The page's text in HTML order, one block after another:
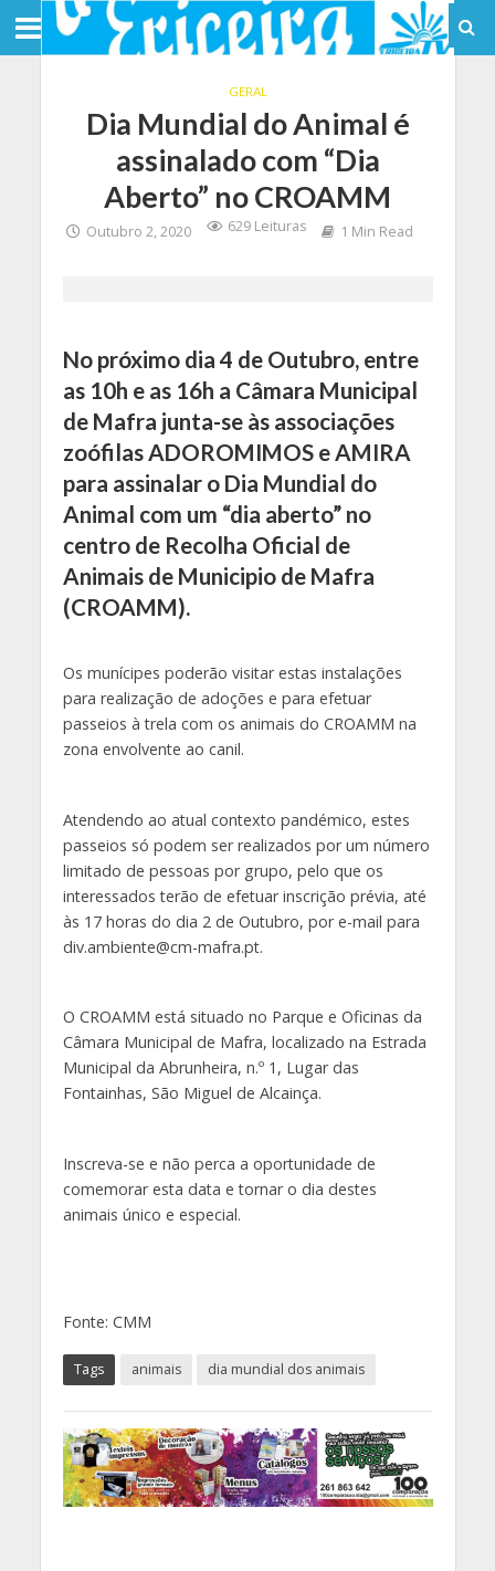
GERAL
Dia Mundial do Animal é
assinalado com “Dia
Aberto” no CROAMM
Outubro 2, 2020 629 Leituras 1 Min Read
No próximo dia 4 de Outubro, entre
as 10h e as 16h a Câmara Municipal
de Mafra junta-se às associações
zoófilas ADOROMIMOS e AMIRA
para assinalar o Dia Mundial do
Animal com um “dia aberto” no
centro de Recolha Oficial de
Animais de Municipio de Mafra
(CROAMM).
Os munícipes poderão visitar estas instalações
para realização de adoções e para efetuar
passeios à trela com os animais do CROAMM na
zona envolvente ao canil.
Atendendo ao atual contexto pandémico, estes
passeios só podem ser realizados por um número
limitado de pessoas por grupo, pelo que os
interessados terão de efetuar inscrição prévia, até
às 17 horas do dia 2 de Outubro, por e-mail para
div.ambiente@cm-mafra.pt.
O CROAMM está situado no Parque e Oficinas da
Câmara Municipal de Mafra, localizado na Estrada
Municipal da Abrunheira, n.º 1, Lugar das
Fontainhas, São Miguel de Alcainça.
Inscreva-se e não perca a oportunidade de
comemorar esta data e tornar o dia destes
animais único e especial.
Fonte: CMM
Tags animais dia mundial dos animais